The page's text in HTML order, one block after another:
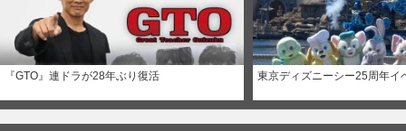
『GTO』連ドラが28年ぶり復活 東京ディズニーシー25周年イ